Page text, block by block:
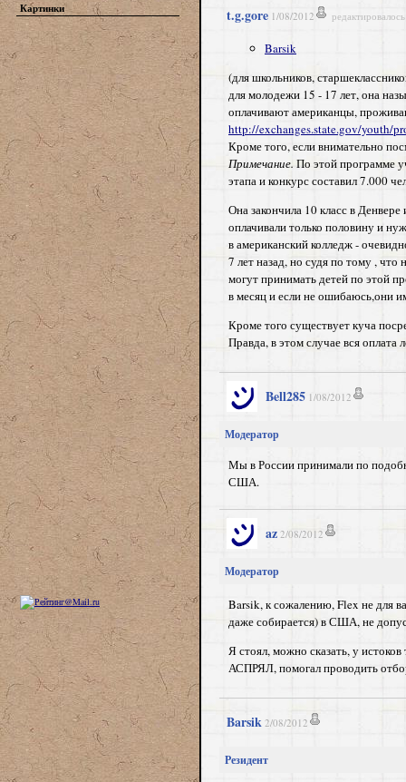
Картинки t.g.gore 1/08/2012
Barsik
(для школьников,
для молодежи 15 - 17 лет, она
оплачивают американцы,
http://exchanges.state.gov/youth/
Кроме того, если внимательно
Примечание. По этой программе
этапа и конкурс составил 7.000
Она закончила 10 класс в
оплачивали только половину и
в американский колледж -
7 лет назад, но судя по тому ,
могут принимать детей по этой
в месяц и если не ошибаюсь,они
Кроме того существует куча
Правда, в этом случае вся оплата
Bell285 1/08/2012
Модератор
Мы в России принимали по
США.
az 2/08/2012
Модератор
Barsik, к сожалению, Flex не для
даже собирается) в США, не
Я стоял, можно сказать, у
АСПРЯЛ, помогал проводить
Barsik 2/08/2012
Резидент